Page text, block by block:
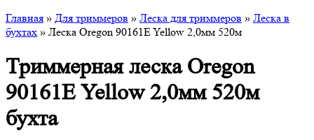
Главная » Для триммеров » Леска для триммеров » Леска в
бухтах » Леска Oregon 90161E Yellow 2,0мм 520м
Триммерная леска Oregon
90161E Yellow 2,0мм 520м
бухта